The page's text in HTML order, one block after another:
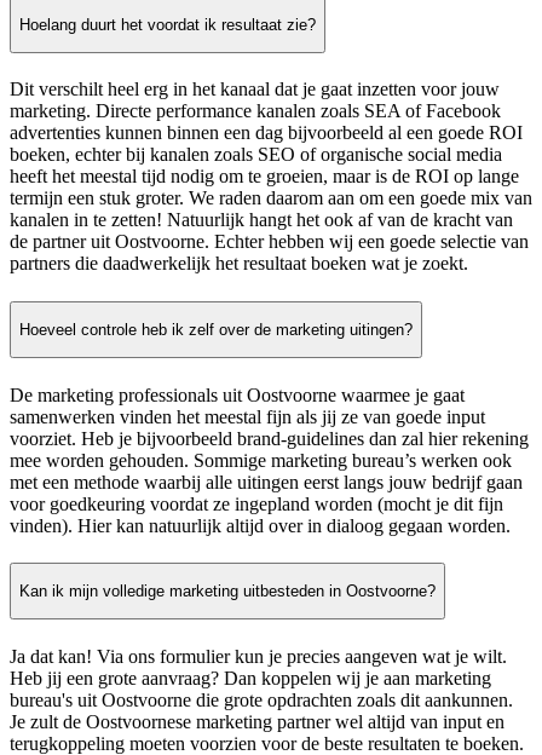
Hoelang duurt het voordat ik resultaat zie?
Dit verschilt heel erg in het kanaal dat je gaat inzetten voor jouw
marketing. Directe performance kanalen zoals SEA of Facebook
advertenties kunnen binnen een dag bijvoorbeeld al een goede ROI
boeken, echter bij kanalen zoals SEO of organische social media
heeft het meestal tijd nodig om te groeien, maar is de ROI op lange
termijn een stuk groter. We raden daarom aan om een goede mix van
kanalen in te zetten! Natuurlijk hangt het ook af van de kracht van
de partner uit Oostvoorne. Echter hebben wij een goede selectie van
partners die daadwerkelijk het resultaat boeken wat je zoekt.
Hoeveel controle heb ik zelf over de marketing uitingen?
De marketing professionals uit Oostvoorne waarmee je gaat
samenwerken vinden het meestal fijn als jij ze van goede input
voorziet. Heb je bijvoorbeeld brand-guidelines dan zal hier rekening
mee worden gehouden. Sommige marketing bureau’s werken ook
met een methode waarbij alle uitingen eerst langs jouw bedrijf gaan
voor goedkeuring voordat ze ingepland worden (mocht je dit fijn
vinden). Hier kan natuurlijk altijd over in dialoog gegaan worden.
Kan ik mijn volledige marketing uitbesteden in Oostvoorne?
Ja dat kan! Via ons formulier kun je precies aangeven wat je wilt.
Heb jij een grote aanvraag? Dan koppelen wij je aan marketing
bureau's uit Oostvoorne die grote opdrachten zoals dit aankunnen.
Je zult de Oostvoornese marketing partner wel altijd van input en
terugkoppeling moeten voorzien voor de beste resultaten te boeken.